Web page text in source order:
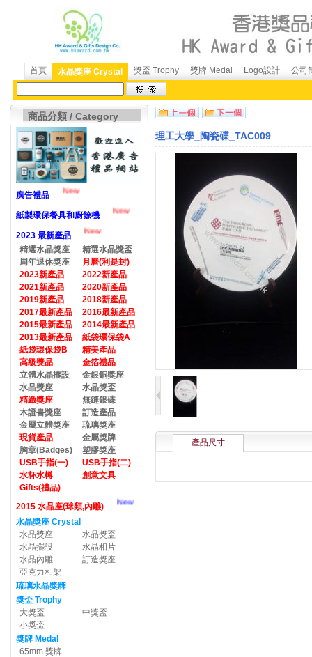
首頁 水晶獎座 Crystal 獎盃 Trophy 獎牌 Medal Logo設計 公司
商品分類 / Category
廣告禮品 New
紙製環保餐具和廚餘機 New
2023 最新產品
New
精選水晶獎座
精選水晶獎盃
周年退休獎座
月曆(利是封)
2023新產品
2022新產品
2021新產品
2020新產品
2019新產品
2018新產品
2017最新產品
2016最新產品
2015最新產品
2014最新產品
2013最新產品
紙袋環保袋A
紙袋環保袋B
精美產品
高級獎品
金箔禮品
立體水晶擺設
金銀銅獎座
水晶獎座
水晶獎盃
精緻獎座
無縫銀碟
木證書獎座
訂造產品
金屬立體獎座
琉璃獎座
現貨產品
金屬獎牌
胸章(Badges)
塑膠獎座
USB手指(一)
USB手指(二)
水杯水樽
創意文具
Gifts(禮品)
2015 水晶座(球類,內雕)
New
水晶獎座 Crystal
水晶獎座
水晶獎盃
水晶擺設
水晶相片
水晶內雕
訂造獎座
亞克力相架
琉璃水晶獎牌
獎盃 Trophy
大獎盃
中獎盃
小獎盃
獎牌 Medal
65mm 獎牌
理工大學_陶瓷碟_TAC009
產品尺寸